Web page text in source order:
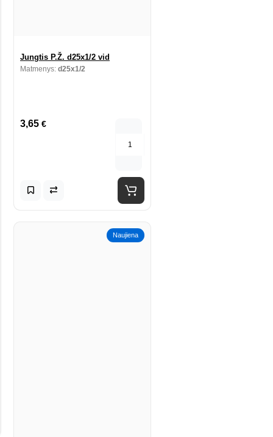
Jungtis P.Ž. d25x1/2 vid
Matmenys: d25x1/2
3,65 €
Naujiena